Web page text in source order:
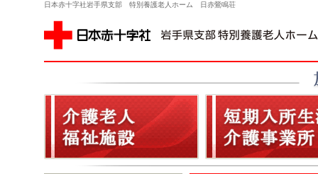
日本赤十字社岩手県支部 特別養護老人ホーム 日赤鶯鳴荘